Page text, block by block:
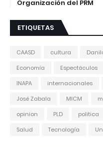
Organización del PRM
ETIQUETAS
CAASD cultura
Economía
Espectáculos
INAPA
internacionales
José Zabala
MICM
opinion
PLD politica
Salud
Tecnología